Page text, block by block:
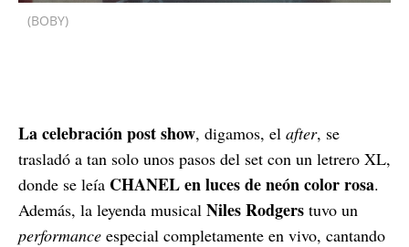
(BOBY)
La celebración post show, digamos, el after, se
trasladó a tan solo unos pasos del set con un letrero XL,
donde se leía CHANEL en luces de neón color rosa.
Además, la leyenda musical Niles Rodgers tuvo un
performance especial completamente en vivo, cantando